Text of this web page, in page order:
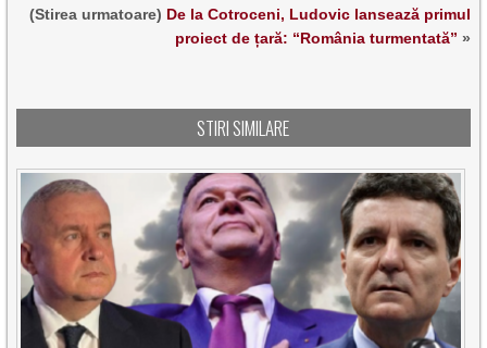
(Stirea urmatoare) De la Cotroceni, Ludovic lansează primul
proiect de țară: “România turmentată” »
STIRI SIMILARE